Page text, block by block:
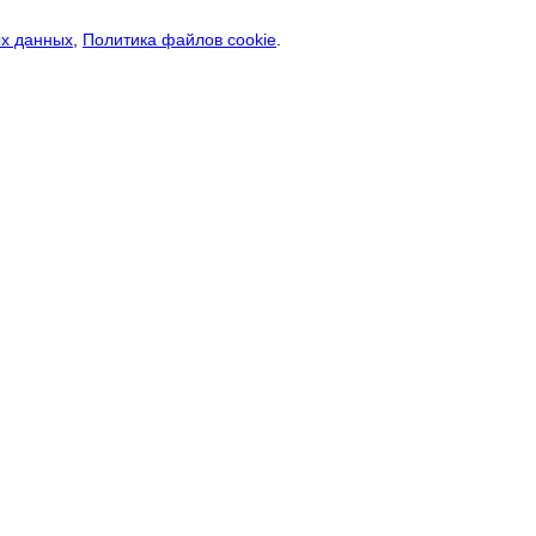
данных Политика файлов cookie